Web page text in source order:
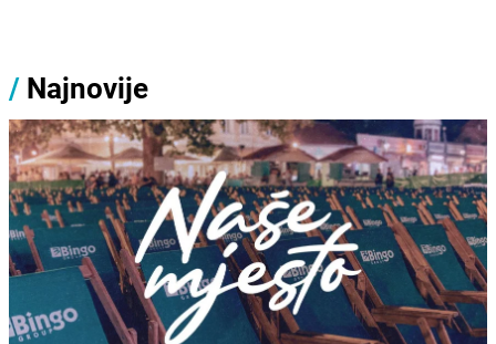
/ Najnovije